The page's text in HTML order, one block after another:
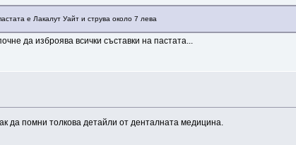
е Лакалут Уайт и струва около 7 лева
да изброява всички съставки на пастата...
да помни толкова детайли от денталната медицина.